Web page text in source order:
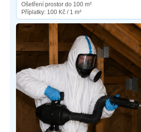
Ošetření prostor do 100 m²
Příplatky: 100 Kč / 1 m²